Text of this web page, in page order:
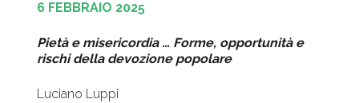
6 FEBBRAIO 2025
Pietà e misericordia … Forme, opportunità e
rischi della devozione popolare
Luciano Luppi